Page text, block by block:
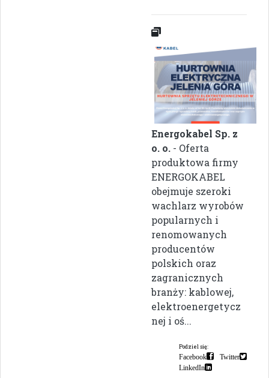
Energokabel Sp. z
o. o. - Oferta
produktowa firmy
ENERGOKABEL
obejmuje szeroki
wachlarz wyrobów
popularnych i
renomowanych
producentów
polskich oraz
zagranicznych
branży: kablowej,
elektroenergetycz
nej i oś...
Podziel się:
Facebook
Twitter
LinkedIn